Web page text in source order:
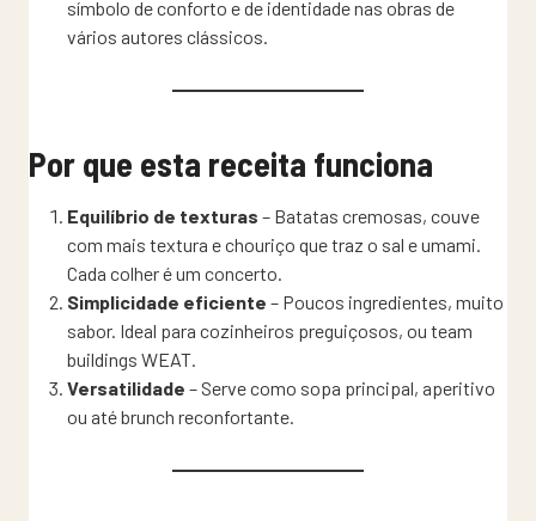
símbolo de conforto e de identidade nas obras de
vários autores clássicos.
Por que esta receita funciona
Equilíbrio de texturas – Batatas cremosas, couve
com mais textura e chouriço que traz o sal e umami.
Cada colher é um concerto.
Simplicidade eficiente – Poucos ingredientes, muito
sabor. Ideal para cozinheiros preguiçosos, ou team
buildings WEAT.
Versatilidade – Serve como sopa principal, aperitivo
ou até brunch reconfortante.